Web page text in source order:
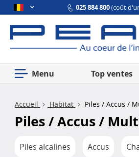
025 884 800(coût
Menu Top ventes
Accueil Habitat Piles / Accus /
Piles / Accus /
Piles alcalines Accus